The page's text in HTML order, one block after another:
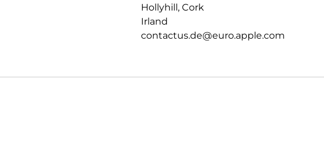
Hollyhill, Cork
Irland
contactus.de@euro.apple.com